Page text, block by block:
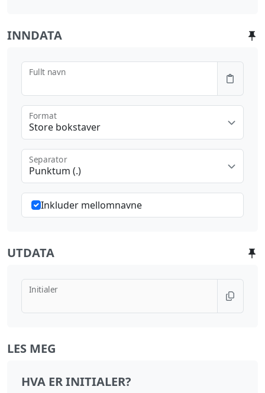
INNDATA
Fullt navn
Store bokstaver
Format
Punktum (.)
Separator
Inkluder mellomnavne
UTDATA
Initialer
LES MEG
HVA ER INITIALER?